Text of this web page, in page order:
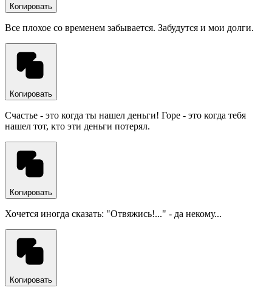
Копировать
Все плохое со временем забывается. Забудутся и мои долги.
Копировать
Счастье - это когда ты нашел деньги! Горе - это когда тебя
нашел тот, кто эти деньги потерял.
Копировать
Хочется иногда сказать: "Отвяжись!..." - да некому...
Копировать